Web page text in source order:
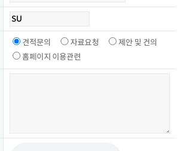
견적문의 자료요청
제안 및 건의
홈페이지 이용관련